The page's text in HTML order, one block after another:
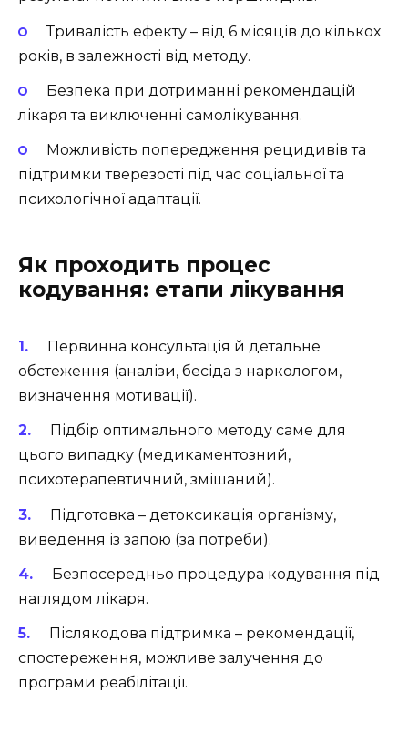
Тривалість ефекту – від 6 місяців до кількох
років, в залежності від методу.
Безпека при дотриманні рекомендацій
лікаря та виключенні самолікування.
Можливість попередження рецидивів та
підтримки тверезості під час соціальної та
психологічної адаптації.
Як проходить процес
кодування: етапи лікування
Первинна консультація й детальне
обстеження (аналізи, бесіда з наркологом,
визначення мотивації).
Підбір оптимального методу саме для
цього випадку (медикаментозний,
психотерапевтичний, змішаний).
Підготовка – детоксикація організму,
виведення із запою (за потреби).
Безпосередньо процедура кодування під
наглядом лікаря.
Післякодова підтримка – рекомендації,
спостереження, можливе залучення до
програми реабілітації.